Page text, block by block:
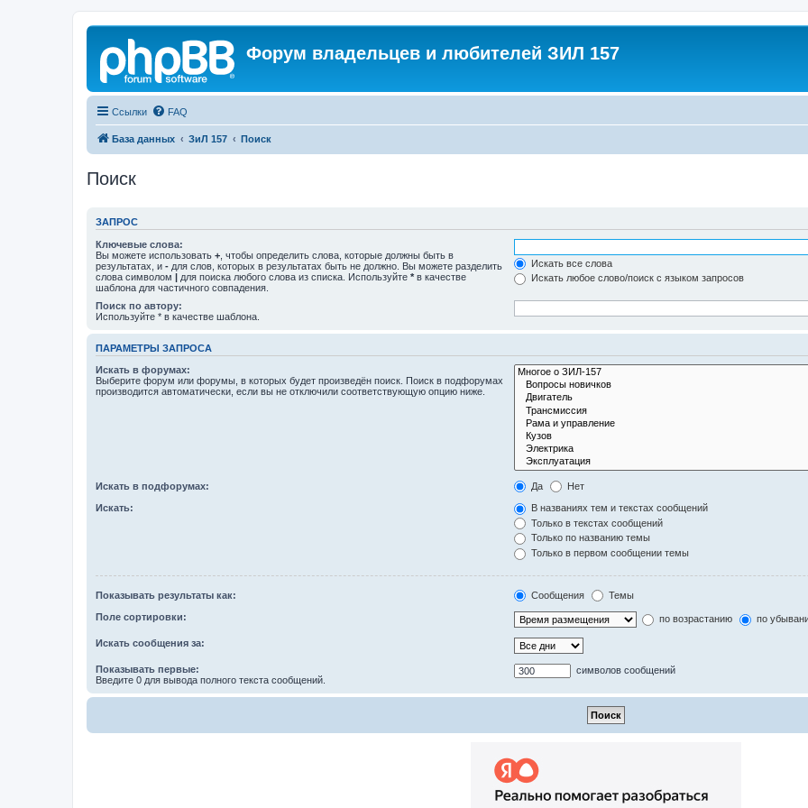
Форум владельцев и любителей ЗИЛ 157
Ссылки FAQ
База данных ЗиЛ 157 Поиск
Поиск
ЗАПРОС
Ключевые слова:
Вы можете использовать + , чтобы определить слова, которые должны быть в
результатах, и - для слов, которых в результатах быть не должно. Вы можете разделить
слова символом | для поиска любого слова из списка. Используйте * в качестве
шаблона для частичного совпадения.
Искать все слова
Искать любое слово/поиск с языком запросов
Поиск по автору:
Используйте * в качестве шаблона.
ПАРАМЕТРЫ ЗАПРОСА
Искать в форумах:
Выберите форум или форумы, в которых будет произведён поиск. Поиск в подфорумах
производится автоматически, если вы не отключили соответствующую опцию ниже.
Искать в подфорумах: Да Нет
Искать:
В названиях тем и текстах сообщений
Только в текстах сообщений
Только по названию темы
Только в первом сообщении темы
Показывать результаты как: Сообщения Темы
Поле сортировки: по возрастанию по
Искать сообщения за:
Показывать первые:
Введите 0 для вывода полного текста сообщений.
символов сообщений